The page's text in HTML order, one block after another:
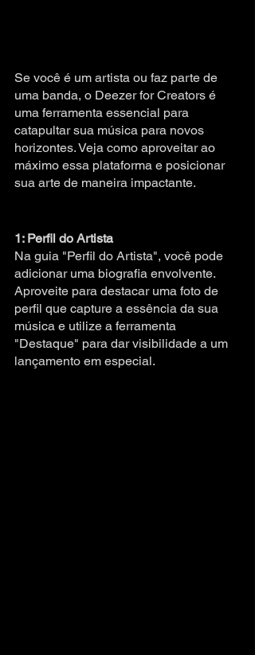
Se você é um artista ou faz parte de
uma banda, o Deezer for Creators é
uma ferramenta essencial para
catapultar sua música para novos
horizontes. Veja como aproveitar ao
máximo essa plataforma e posicionar
sua arte de maneira impactante.
1: Perfil do Artista
Na guia "Perfil do Artista", você pode
adicionar uma biografia envolvente.
Aproveite para destacar uma foto de
perfil que capture a essência da sua
música e utilize a ferramenta
"Destaque" para dar visibilidade a um
lançamento em especial.